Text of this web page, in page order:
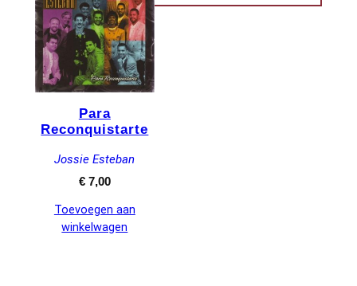
Para
Reconquistarte
Jossie Esteban
€7,00
Toevoegen aan
winkelwagen